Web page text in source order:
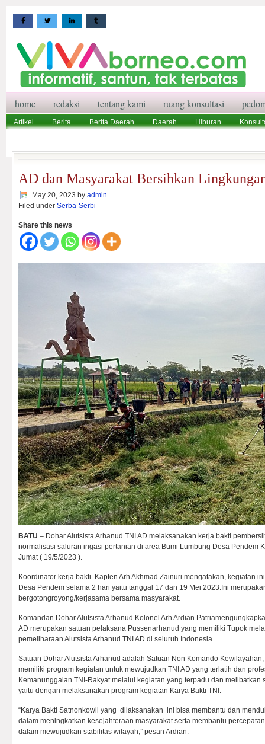
home redaksi tentang kami ruang konsultasi
Artikel Berita Berita Daerah Daerah Hiburan
AD dan Masyarakat Bersihkan
May 20, 2023 by admin
Filed under Serba-Serbi
Share this news
BATU – Dohar Alutsista Arhanud TNI AD melaksanakan kerja bakti
normalisasi saluran irigasi pertanian di area Bumi Lumbung Desa Pendem
Jumat ( 19/5/2023 ).
Koordinator kerja bakti Kapten Arh Akhmad Zainuri mengatakan, kegiatan
Desa Pendem selama 2 hari yaitu tanggal 17 dan 19 Mei 2023.Ini
bergotongroyong/kerjasama bersama masyarakat.
Komandan Dohar Alutsista Arhanud Kolonel Arh Ardian
AD merupakan satuan pelaksana Pussenarhanud yang memiliki Tupok
pemeliharaan Alutsista Arhanud TNI AD di seluruh Indonesia.
Satuan Dohar Alutsista Arhanud adalah Satuan Non Komando
memiliki program kegiatan untuk mewujudkan TNI AD yang terlatih dan
Kemanunggalan TNI-Rakyat melalui kegiatan yang terpadu dan melibatkan
yaitu dengan melaksanakan program kegiatan Karya Bakti TNI.
“Karya Bakti Satnonkowil yang dilaksanakan ini bisa membantu dan
dalam meningkatkan kesejahteraan masyarakat serta membantu
dalam mewujudkan stabilitas wilayah,” pesan Ardian.